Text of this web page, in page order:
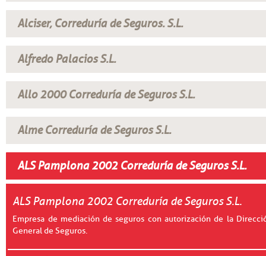
Alciser, Correduría de Seguros. S.L.
Alfredo Palacios S.L.
Allo 2000 Correduría de Seguros S.L.
Alme Correduría de Seguros S.L.
ALS Pamplona 2002 Correduría de Seguros S.L.
ALS Pamplona 2002 Correduría de Seguros S.L.
Empresa de mediación de seguros con autorización de la
General de Seguros.